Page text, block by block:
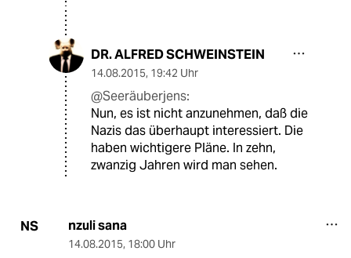
DR. ALFRED SCHWEINSTEIN
14.08.2015, 19:42 Uhr
@Seeräuberjens:
Nun, es ist nicht anzunehmen, daß die
Nazis das überhaupt interessiert. Die
haben wichtigere Pläne. In zehn,
zwanzig Jahren wird man sehen.
NS nzuli sana
14.08.2015, 18:00 Uhr